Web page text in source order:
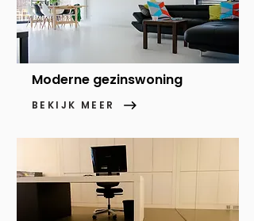
Moderne gezinswoning
BEKIJK MEER